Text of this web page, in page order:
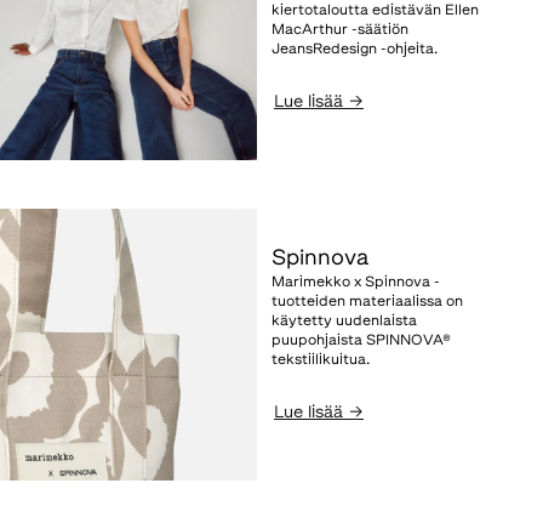
kiertotaloutta edistävän Ellen
MacArthur -säätiön
JeansRedesign -ohjeita.
Lue lisää →
Spinnova
Marimekko x Spinnova -
tuotteiden materiaalissa on
käytetty uudenlaista
puupohjaista SPINNOVA®
tekstiilikuitua.
Lue lisää →